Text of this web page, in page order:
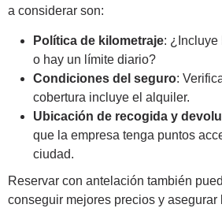
a considerar son:
Política de kilometraje: ¿Incluye
o hay un límite diario?
Condiciones del seguro:
cobertura incluye el alquiler.
Ubicación de recogida y
que la empresa tenga puntos
ciudad.
Reservar con antelación también
conseguir mejores precios y asegurar